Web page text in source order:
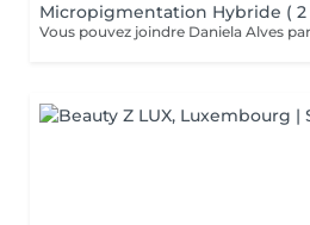
Micropigmentation Hybride ( 2